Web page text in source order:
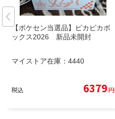
【ポケセン当選品】ピカピカボ
ックス2026 新品未開封
マイストア在庫： 4440
税込 6379円